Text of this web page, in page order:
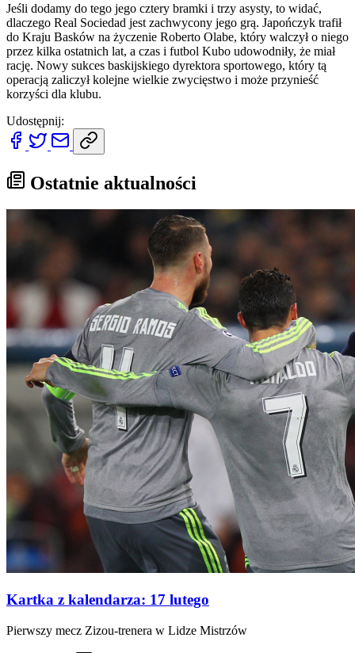
Jeśli dodamy do tego jego cztery bramki i trzy asysty, to widać,
dlaczego Real Sociedad jest zachwycony jego grą. Japończyk trafił
do Kraju Basków na życzenie Roberto Olabe, który walczył o niego
przez kilka ostatnich lat, a czas i futbol Kubo udowodniły, że miał
rację. Nowy sukces baskijskiego dyrektora sportowego, który tą
operacją zaliczył kolejne wielkie zwycięstwo i może przynieść
korzyści dla klubu.
Udostępnij:
Ostatnie aktualności
Kartka z kalendarza: 17 lutego
Pierwszy mecz Zizou-trenera w Lidze Mistrzów